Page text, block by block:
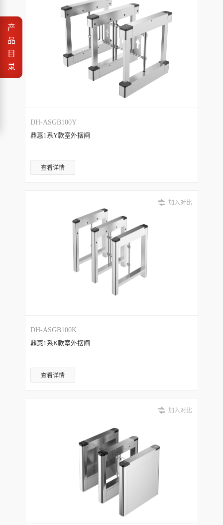
产
品
目
录
DH-ASGB100Y
鼎惠1系Y款室外摆闸
查看详情
加入对比
DH-ASGB100K
鼎惠1系K款室外摆闸
查看详情
加入对比